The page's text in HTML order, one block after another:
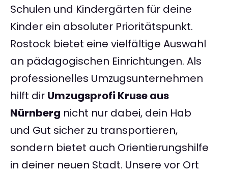
Schulen und Kindergärten für deine
Kinder ein absoluter Prioritätspunkt.
Rostock bietet eine vielfältige Auswahl
an pädagogischen Einrichtungen. Als
professionelles Umzugsunternehmen
hilft dir Umzugsprofi Kruse aus
Nürnberg nicht nur dabei, dein Hab
und Gut sicher zu transportieren,
sondern bietet auch Orientierungshilfe
in deiner neuen Stadt. Unsere vor Ort